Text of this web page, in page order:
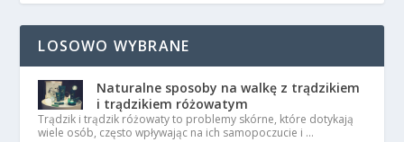
LOSOWO WYBRANE
Naturalne sposoby na walkę z trądzikiem
i trądzikiem różowatym
Trądzik i trądzik różowaty to problemy skórne, które dotykają
wiele osób, często wpływając na ich samopoczucie i …